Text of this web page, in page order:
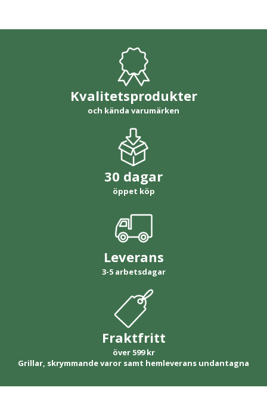
Kvalitetsprodukter
och kända varumärken
30 dagar
öppet köp
Leverans
3-5 arbetsdagar
Fraktfritt
över 599 kr
Grillar, skrymmande varor samt hemleverans undantagna